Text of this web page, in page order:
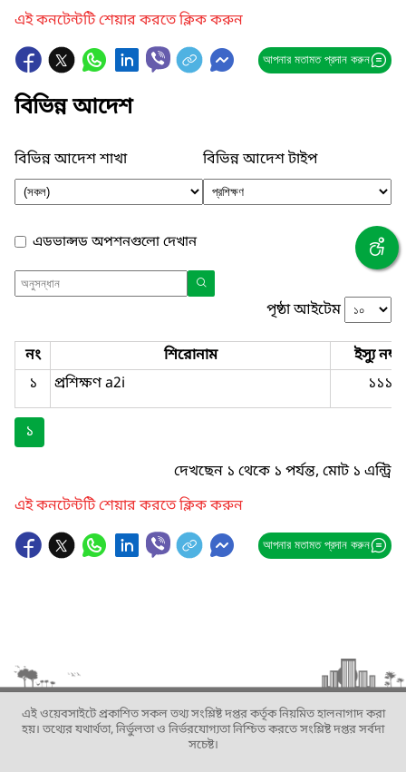
এই কনটেন্টটি শেয়ার করতে ক্লিক করুন
আপনার মতামত প্রদান করুন
বিভিন্ন আদেশ
বিভিন্ন আদেশ শাখা বিভিন্ন আদেশ টাইপ
এডভান্সড অপশনগুলো দেখান
পৃষ্ঠা আইটেম
নং শিরোনাম
ইস্যু নম্বর
১
প্রশিক্ষণ a2i ১১১
১
দেখছেন ১ থেকে ১ পর্যন্ত, মোট ১ এন্ট্রি
এই কনটেন্টটি শেয়ার করতে ক্লিক করুন
আপনার মতামত প্রদান করুন
এই ওয়েবসাইটে প্রকাশিত সকল তথ্য সংশ্লিষ্ট দপ্তর কর্তৃক নিয়মিত হালনাগাদ করা
হয়। তথ্যের যথার্থতা, নির্ভুলতা ও নির্ভরযোগ্যতা নিশ্চিত করতে সংশ্লিষ্ট দপ্তর সর্বদা
সচেষ্ট।